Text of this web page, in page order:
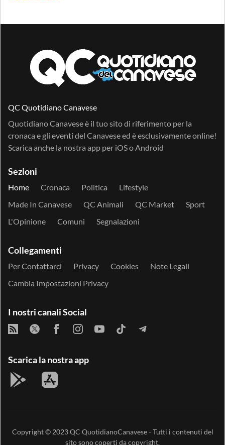
QC Quotidiano Canavese
Quotidiano Canavese è il tuo sito di riferimento per la
cronaca e gli eventi del Canavese ed è esclusivamente online!
Scarica anche la nostra app per iOSo Android
Sezioni
Home Cronaca Politica
Lifestyle
Made In Canavese
QC Animali QC Market
Sport
L'Opinione
Comuni Segnalazioni
Collegamenti
Per Contattarci Privacy Cookies
Note Legali
Cambia Impostazioni Privacy
I nostri canali Social
Scarica la nostra app
Copyright © 2023QC QuotidianoCanavese- Tutti i contenuti del
sito sono coperti da copyright.